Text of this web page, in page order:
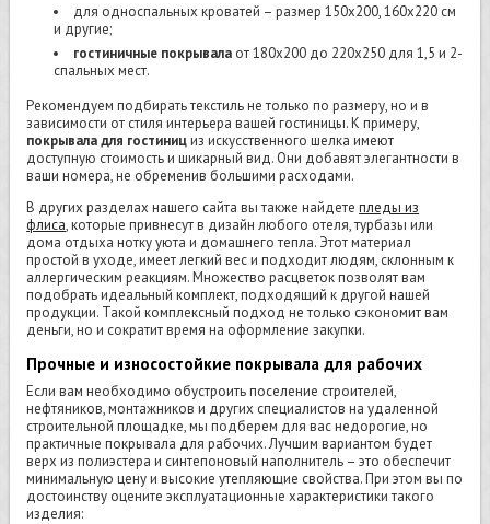
для односпальных кроватей – размер 150х200, 160х220 см
и другие;
гостиничные покрывала от 180х200 до 220х250 для 1,5 и 2-
спальных мест.
Рекомендуем подбирать текстиль не только по размеру, но и в
зависимости от стиля интерьера вашей гостиницы. К примеру,
покрывала для гостинициз искусственного шелка имеют
доступную стоимость и шикарный вид. Они добавят элегантности в
ваши номера, не обременив большими расходами.
В других разделах нашего сайта вы также найдетепледы из
флиса, которые привнесут в дизайн любого отеля, турбазы или
дома отдыха нотку уюта и домашнего тепла. Этот материал
простой в уходе, имеет легкий вес и подходит людям, склонным к
аллергическим реакциям. Множество расцветок позволят вам
подобрать идеальный комплект, подходящий к другой нашей
продукции. Такой комплексный подход не только сэкономит вам
деньги, но и сократит время на оформление закупки.
Прочные и износостойкие покрывала для рабочих
Если вам необходимо обустроить поселение строителей,
нефтяников, монтажников и других специалистов на удаленной
строительной площадке, мы подберем для вас недорогие, но
практичные покрывала для рабочих. Лучшим вариантом будет
верх из полиэстера и синтепоновый наполнитель – это обеспечит
минимальную цену и высокие утепляющие свойства. При этом вы по
достоинству оцените эксплуатационные характеристики такого
изделия: